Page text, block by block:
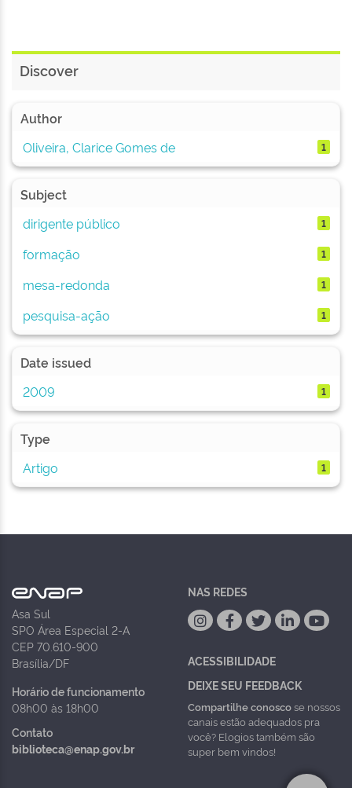
Discover
Author
Oliveira, Clarice Gomes de
1
Subject
dirigente público
1
formação 1
mesa-redonda 1
pesquisa-ação 1
Date issued
2009
1
Type
Artigo
1
Asa Sul
SPO Área Especial 2-A
CEP 70.610-900
Brasília/DF
Horário de funcionamento
08h00 às 18h00
Contato
biblioteca@enap.gov.br
NAS REDES
ACESSIBILIDADE
DEIXE SEU FEEDBACK
Compartilhe conoscose nossos
canais estão adequados pra
você? Elogios também são
super bem vindos!